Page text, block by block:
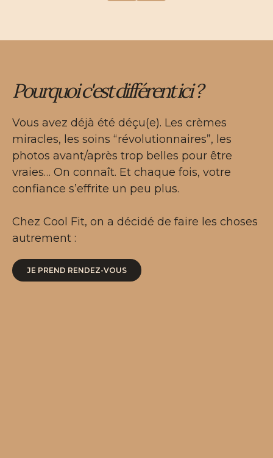
Pourquoi c'est différent ici ?
Vous avez déjà été déçu(e). Les crèmes
miracles, les soins “révolutionnaires”, les
photos avant/après trop belles pour être
vraies… On connaît. Et chaque fois, votre
confiance s’effrite un peu plus.
Chez Cool Fit, on a décidé de faire les choses
autrement :
JE PREND RENDEZ-VOUS